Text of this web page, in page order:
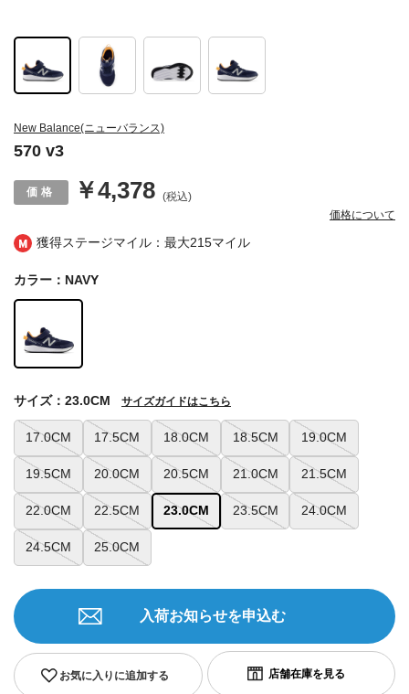
獲得ステージマイル：最大215マイル
New Balance(ニューバランス)
570 v3
￥4,378 (税込)
価格について
カラー：NAVY
17.0CM 17.5CM 18.0CM 18.5CM 19.0CM
19.5CM 20.0CM 20.5CM 21.0CM 21.5CM
22.0CM 22.5CM 23.0CM 23.5CM 24.0CM
24.5CM 25.0CM
サイズ：23.0CM サイズガイドはこちら
お気に入りに追加する
入荷お知らせを申込む